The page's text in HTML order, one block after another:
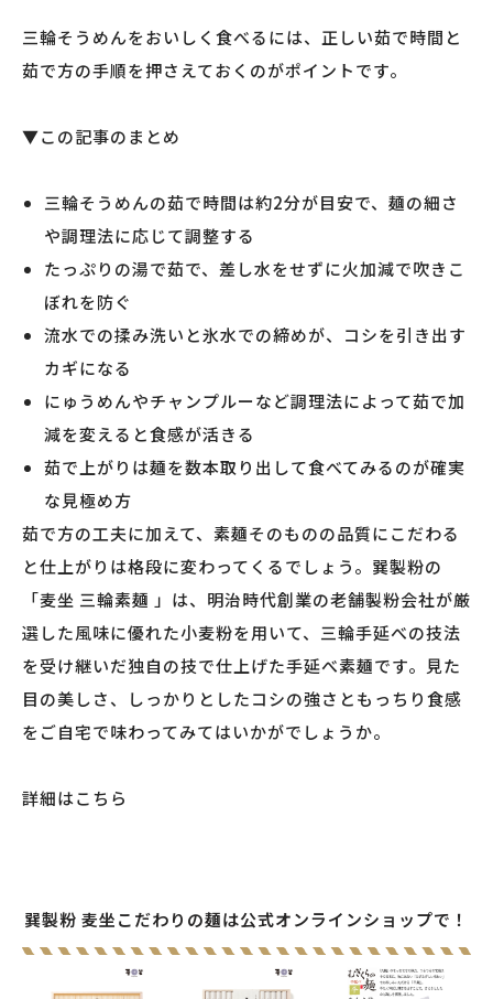
三輪そうめんをおいしく食べるには、正しい茹で時間と
茹で方の手順を押さえておくのがポイントです。
▼この記事のまとめ
三輪そうめんの茹で時間は約2分が目安で、麺の細さ
や調理法に応じて調整する
たっぷりの湯で茹で、差し水をせずに火加減で吹きこ
ぼれを防ぐ
流水での揉み洗いと氷水での締めが、コシを引き出す
カギになる
にゅうめんやチャンプルーなど調理法によって茹で加
減を変えると食感が活きる
茹で上がりは麺を数本取り出して食べてみるのが確実
な見極め方
茹で方の工夫に加えて、素麺そのものの品質にこだわる
と仕上がりは格段に変わってくるでしょう。巽製粉の
「麦坐 三輪素麺 」は、明治時代創業の老舗製粉会社が厳
選した風味に優れた小麦粉を用いて、三輪手延べの技法
を受け継いだ独自の技で仕上げた手延べ素麺です。見た
目の美しさ、しっかりとしたコシの強さともっちり食感
をご自宅で味わってみてはいかがでしょうか。
詳細はこちら
巽製粉 麦坐こだわりの麺は公式オンラインショップで！